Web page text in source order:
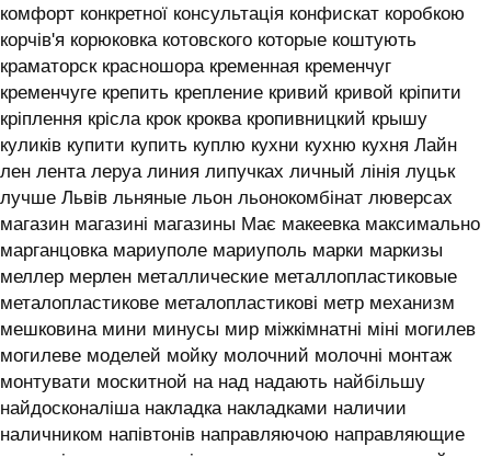
комфорт конкретної консультація конфискат коробкою
корчів'я корюковка котовского которые коштують
краматорск красношора кременная кременчуг
кременчуге крепить крепление кривий кривой кріпити
кріплення крісла крок кроква кропивницкий крышу
куликів купити купить куплю кухни кухню кухня ‎Лайн
лен лента леруа линия липучках личный лінія луцьк
лучше Львів льняные льон льонокомбінат люверсах
магазин магазині магазины Має макеевка максимально
марганцовка мариуполе мариуполь марки маркизы
меллер мерлен металлические металлопластиковые
металопластикове металопластикові метр механизм
мешковина мини минусы мир міжкімнатні міні могилев
могилеве моделей мойку молочний молочні монтаж
монтувати москитной на над надають найбільшу
найдосконаліша накладка накладками наличии
наличником напівтонів направляючою направляющие